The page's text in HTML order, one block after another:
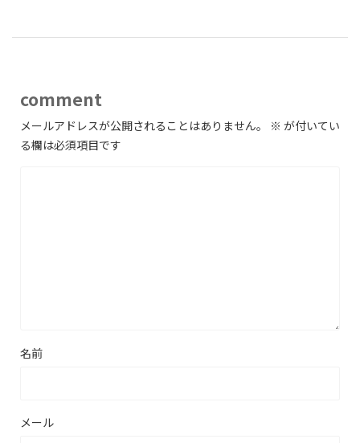
comment
メールアドレスが公開されることはありません。 ※ が付いてい
る欄は必須項目です
名前
メール